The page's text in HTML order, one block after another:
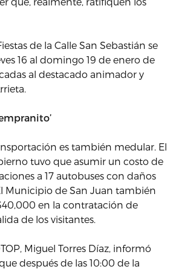
de la Calle San Sebastián se
16 al domingo 19 de enero de
al destacado animador y
es también medular. El
tuvo que asumir un costo de
a 17 autobuses con daños
Municipio de San Juan también
en la contratación de
de los visitantes.
Miguel Torres Díaz, informó
después de las 10:00 de la